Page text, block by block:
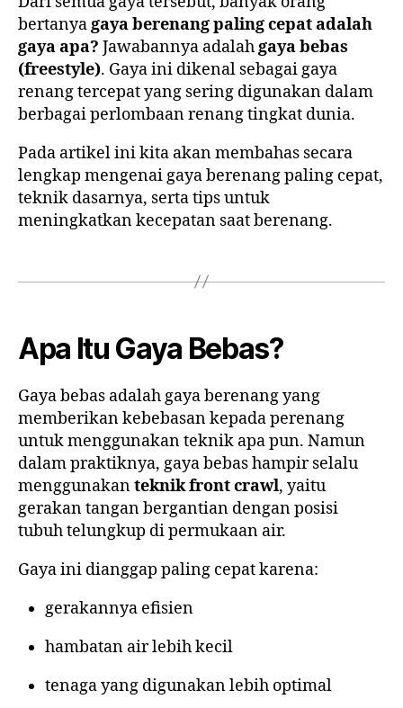
bertanya gaya berenang paling cepat adalah
gaya apa? Jawabannya adalah gaya bebas
(freestyle). Gaya ini dikenal sebagai gaya
renang tercepat yang sering digunakan dalam
berbagai perlombaan renang tingkat dunia.
Pada artikel ini kita akan membahas secara
lengkap mengenai gaya berenang paling cepat,
teknik dasarnya, serta tips untuk
meningkatkan kecepatan saat berenang.
Apa Itu Gaya Bebas?
Gaya bebas adalah gaya berenang yang
memberikan kebebasan kepada perenang
untuk menggunakan teknik apa pun. Namun
dalam praktiknya, gaya bebas hampir selalu
menggunakanteknik front crawl, yaitu
gerakan tangan bergantian dengan posisi
tubuh telungkup di permukaan air.
Gaya ini dianggap paling cepat karena:
gerakannya efisien
hambatan air lebih kecil
tenaga yang digunakan lebih optimal